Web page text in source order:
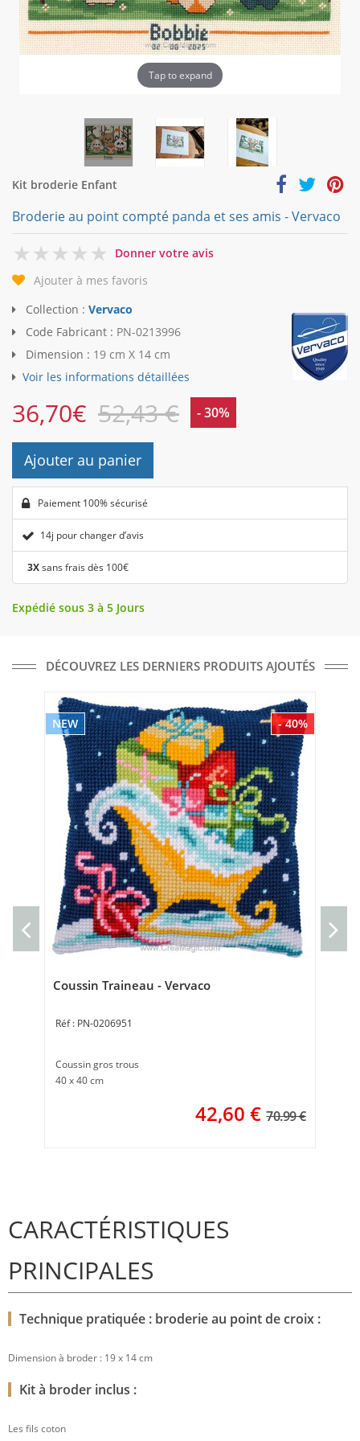
Tap to expand
Kit broderie Enfant
Broderie au point compté panda et ses amis - Vervaco
0
Donner votre avis
Ajouter à mes favoris
Collection : Vervaco
Code Fabricant : PN-0213996
Dimension : 19 cm X 14 cm
Voir les informations détaillées
36,70€ 52,43 € - 30%
Ajouter au panier
Paiement 100% sécurisé
14j pour changer d’avis
3Xsans frais dès 100€
Expédié sous 3 à 5 Jours
DÉCOUVREZ LES DERNIERS PRODUITS AJOUTÉS
- 40%
NEW
Coussin Traineau - Vervaco
PN-0206951
Coussin gros trous
40 x 40 cm
42,60 € 70.99 €
CARACTÉRISTIQUES
PRINCIPALES
Technique pratiquée : broderie au point de croix :
Dimension à broder : 19 x 14 cm
Kit à broder inclus :
Les fils coton